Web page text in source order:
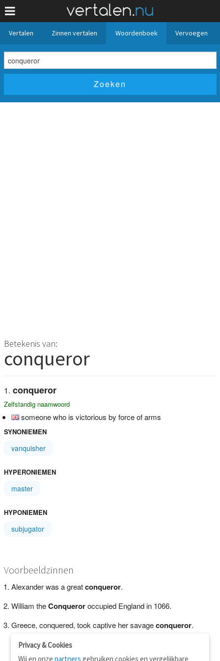
Vertalen Zinnen vertalen Woordenboek Vervoegen
Betekenis van:
conqueror
conqueror
Zelfstandig naamwoord
someone who is victorious by force of arms
SYNONIEMEN
vanquisher
HYPERONIEMEN
master
HYPONIEMEN
subjugator
Voorbeeldzinnen
Alexander was a greatconqueror.
William theConqueroroccupied England in 1066.
Greece, conquered, took captive her savageconqueror.
Privacy & Cookies
Wij en onzepartners gebruiken cookies en vergelijkbare